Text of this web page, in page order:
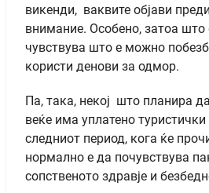
викенди, ваквите објави
внимание. Особено, затоа што
чувствува што е можно
користи денови за одмор.
Па, така, некој што планира
веќе има уплатено
следниот период, кога ќе
нормално е да почувствува
сопственото здравје и